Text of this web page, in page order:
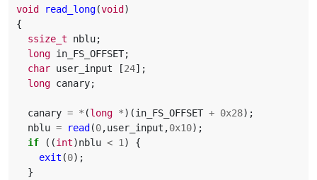
void read_long(void )
{
ssize_t
nblu;
long in_FS_OFFSET;
char user_input [24];
long canary;
canary = * (long *)(in_FS_OFFSET + 0x28);
nblu = read (0,user_input ,0x10);
if
((int)nblu < 1 )
{
exit (0);
}